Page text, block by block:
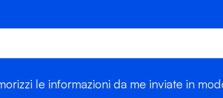
le informazioni da me inviate in